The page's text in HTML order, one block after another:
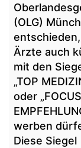
(OLG)
Ärzte auch
mit den
„TOP
oder „FOCUS
werben
Diese Siegel